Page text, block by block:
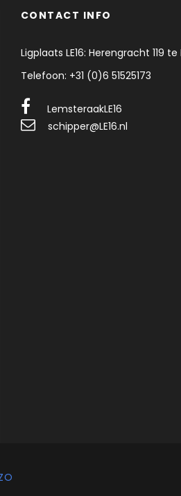
CONTACT INFO
Ligplaats LE16: Herengracht 119
Telefoon: +31 (0)6 51525173
LemsteraakLE16
schipper@LE16.nl